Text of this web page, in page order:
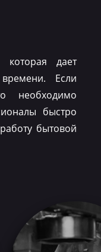
дает
Если
необходимо
быстро
бытовой